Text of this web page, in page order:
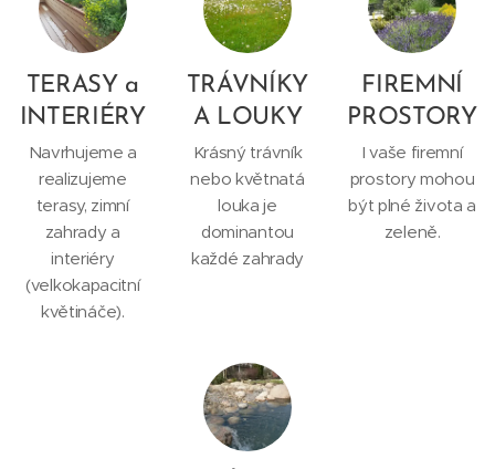
TERASY a
INTERIÉRY
Navrhujeme a
realizujeme
terasy, zimní
zahrady a
interiéry
(velkokapacitní
květináče).
TRÁVNÍKY
A LOUKY
Krásný trávník
nebo květnatá
louka je
dominantou
každé zahrady
FIREMNÍ
PROSTORY
I vaše firemní
prostory mohou
být plné života a
zeleně.